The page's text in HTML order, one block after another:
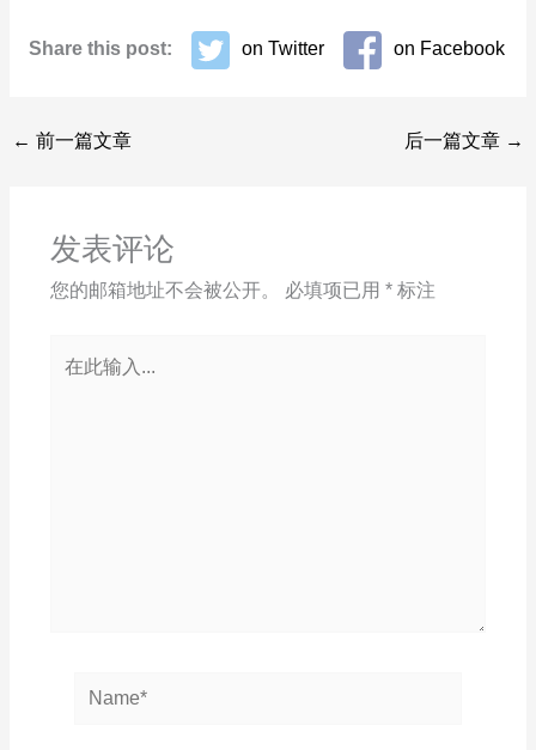
Share this post: on Twitter on Facebook
← 前一篇文章 后一篇文章 →
发表评论
您的邮箱地址不会被公开。 必填项已用 *标注
Name*